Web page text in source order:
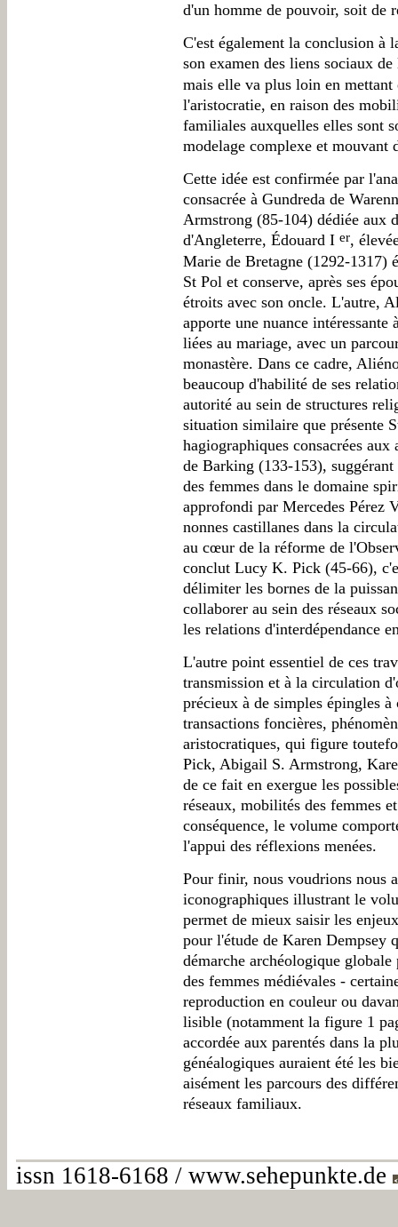
d'un homme de pouvoir, soit de
C'est également la conclusion à
son examen des liens sociaux
mais elle va plus loin en
l'aristocratie, en raison des
familiales auxquelles elles sont
modelage complexe et mouvant
Cette idée est confirmée par
consacrée à Gundreda de
Armstrong (85-104) dédiée aux
d'Angleterre, Édouard I er,
Marie de Bretagne (1292-1317)
St Pol et conserve, après ses
étroits avec son oncle. L'autre,
apporte une nuance
liées au mariage, avec un
monastère. Dans ce cadre,
beaucoup d'habilité de ses
autorité au sein de structures
situation similaire que présente
hagiographiques consacrées aux
de Barking (133-153),
des femmes dans le domaine
approfondi par Mercedes Pérez
nonnes castillanes dans la
au cœur de la réforme de
conclut Lucy K. Pick (45-66),
délimiter les bornes de la
collaborer au sein des réseaux
les relations d'interdépendance
L'autre point essentiel de ces
transmission et à la circulation
précieux à de simples épingles
transactions foncières,
aristocratiques, qui figure
Pick, Abigail S. Armstrong,
de ce fait en exergue les
réseaux, mobilités des femmes
conséquence, le volume
l'appui des réflexions menées.
Pour finir, nous voudrions nous
iconographiques illustrant le
permet de mieux saisir les
pour l'étude de Karen Dempsey
démarche archéologique
des femmes médiévales -
reproduction en couleur ou
lisible (notamment la figure 1
accordée aux parentés dans la
généalogiques auraient été les
aisément les parcours des
réseaux familiaux.
issn 1618-6168 / www.sehepunkte.de